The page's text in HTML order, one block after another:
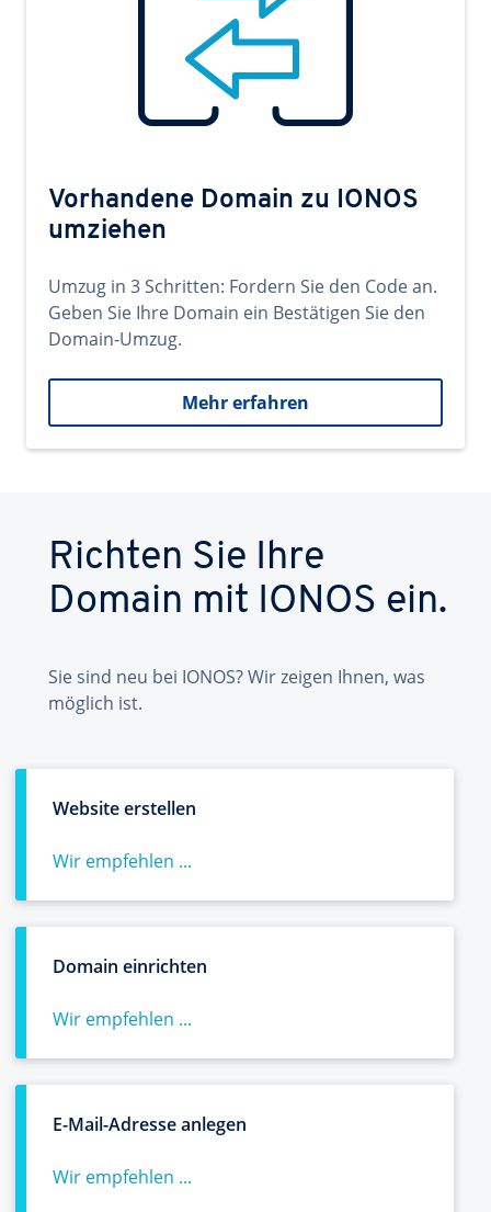
Vorhandene Domain zu IONOS
umziehen
Umzug in 3 Schritten: Fordern Sie den Code an.
Geben Sie Ihre Domain ein Bestätigen Sie den
Domain-Umzug.
Mehr erfahren
Richten Sie Ihre
Domain mit IONOS ein.
Sie sind neu bei IONOS? Wir zeigen Ihnen, was
möglich ist.
Website erstellen
Wir empfehlen ...
Domain einrichten
Wir empfehlen ...
E-Mail-Adresse anlegen
Wir empfehlen ...